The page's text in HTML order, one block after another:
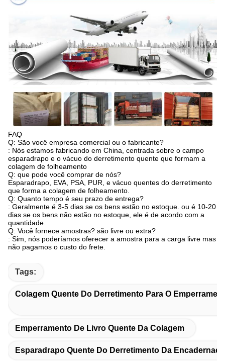
FAQ
Q: São você empresa comercial ou o fabricante?
: Nós estamos fabricando em China, centrada sobre o campo
esparadrapo e o vácuo do derretimento quente que formam a
colagem de folheamento
Q: que pode você comprar de nós?
Esparadrapo, EVA, PSA, PUR, e vácuo quentes do derretimento
que forma a colagem de folheamento.
Q: Quanto tempo é seu prazo de entrega?
: Geralmente é 3-5 dias se os bens estão no estoque. ou é 10-20
dias se os bens não estão no estoque, ele é de acordo com a
quantidade.
Q: Você fornece amostras? são livre ou extra?
: Sim, nós poderíamos oferecer a amostra para a carga livre mas
não pagamos o custo do frete.
Tags:
Colagem Quente Do Derretimento Para O
Emperramento De Livro Quente Da Colagem
Esparadrapo Quente Do Derretimento Da